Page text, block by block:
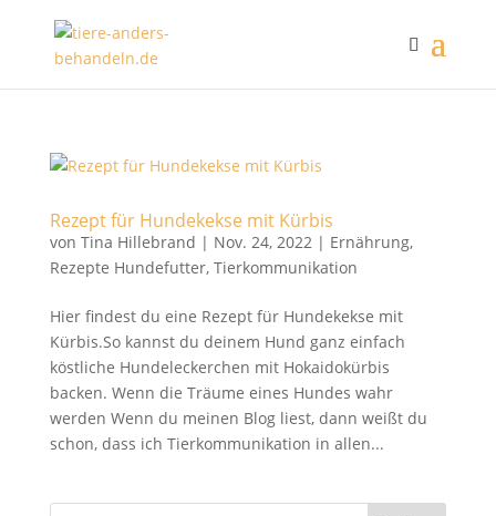
Rezept für Hundekekse mit Kürbis
von Tina Hillebrand | Nov. 24, 2022| Ernährung,
Rezepte Hundefutter, Tierkommunikation
Hier findest du eine Rezept für Hundekekse mit
Kürbis.So kannst du deinem Hund ganz einfach
köstliche Hundeleckerchen mit Hokaidokürbis
backen. Wenn die Träume eines Hundes wahr
werden Wenn du meinen Blog liest, dann weißt du
schon, dass ich Tierkommunikation in allen...